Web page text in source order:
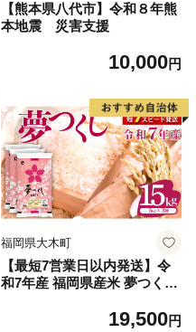
【熊本県八代市】令和８年熊
本地震 災害支援
10,000円
福岡県大木町
【最短7営業日以内発送】令
和7年産 福岡県産米 夢つくし
19,500円